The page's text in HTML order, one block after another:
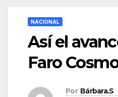
NACIONAL
Así el
Faro
Por Bárbara.S